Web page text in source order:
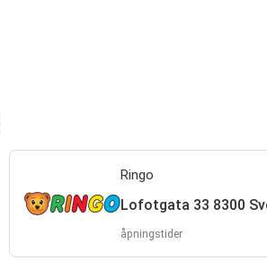
Ringo
Lofotgata 33 8300
åpningstider